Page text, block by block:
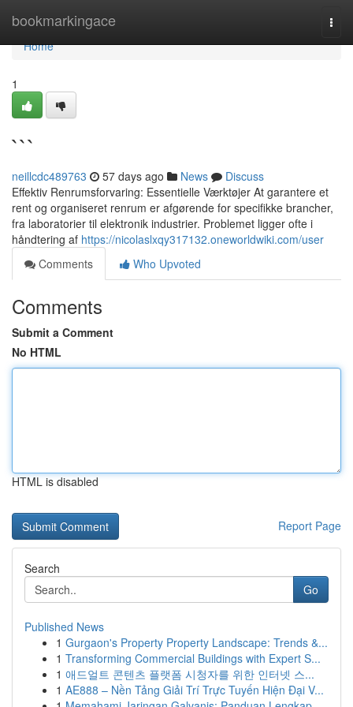
bookmarkingace
Home
Home
1
```
neillcdc489763 57 days ago News
Discuss
Effektiv Renrumsforvaring: Essentielle Værktøjer At garantere et
rent og organiseret renrum er afgørende for specifikke brancher,
fra laboratorier til elektronik industrier. Problemet ligger ofte i
håndtering af https://nicolaslxqy317132.oneworldwiki.com/user
Comments
Who Upvoted
Comments
Submit a Comment
No HTML
HTML is disabled
Report Page
Search
Go
Published News
1 Gurgaon's Property Property Landscape: Trends &...
1 Transforming Commercial Buildings with Expert S...
1 애드얼트 콘텐츠 플랫폼 시청자를 위한 인터넷 스...
1 AE888 – Nền Tảng Giải Trí Trực Tuyến Hiện Đại V...